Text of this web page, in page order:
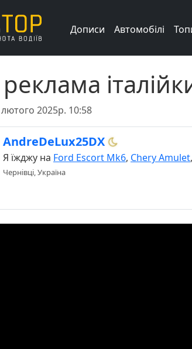
Дописи Автомобілі
2025р. 10:58
AndreDeLux25DX
Я їжджу на Ford Escort Mk6, Chery Amulet,
Чернівці, Україна